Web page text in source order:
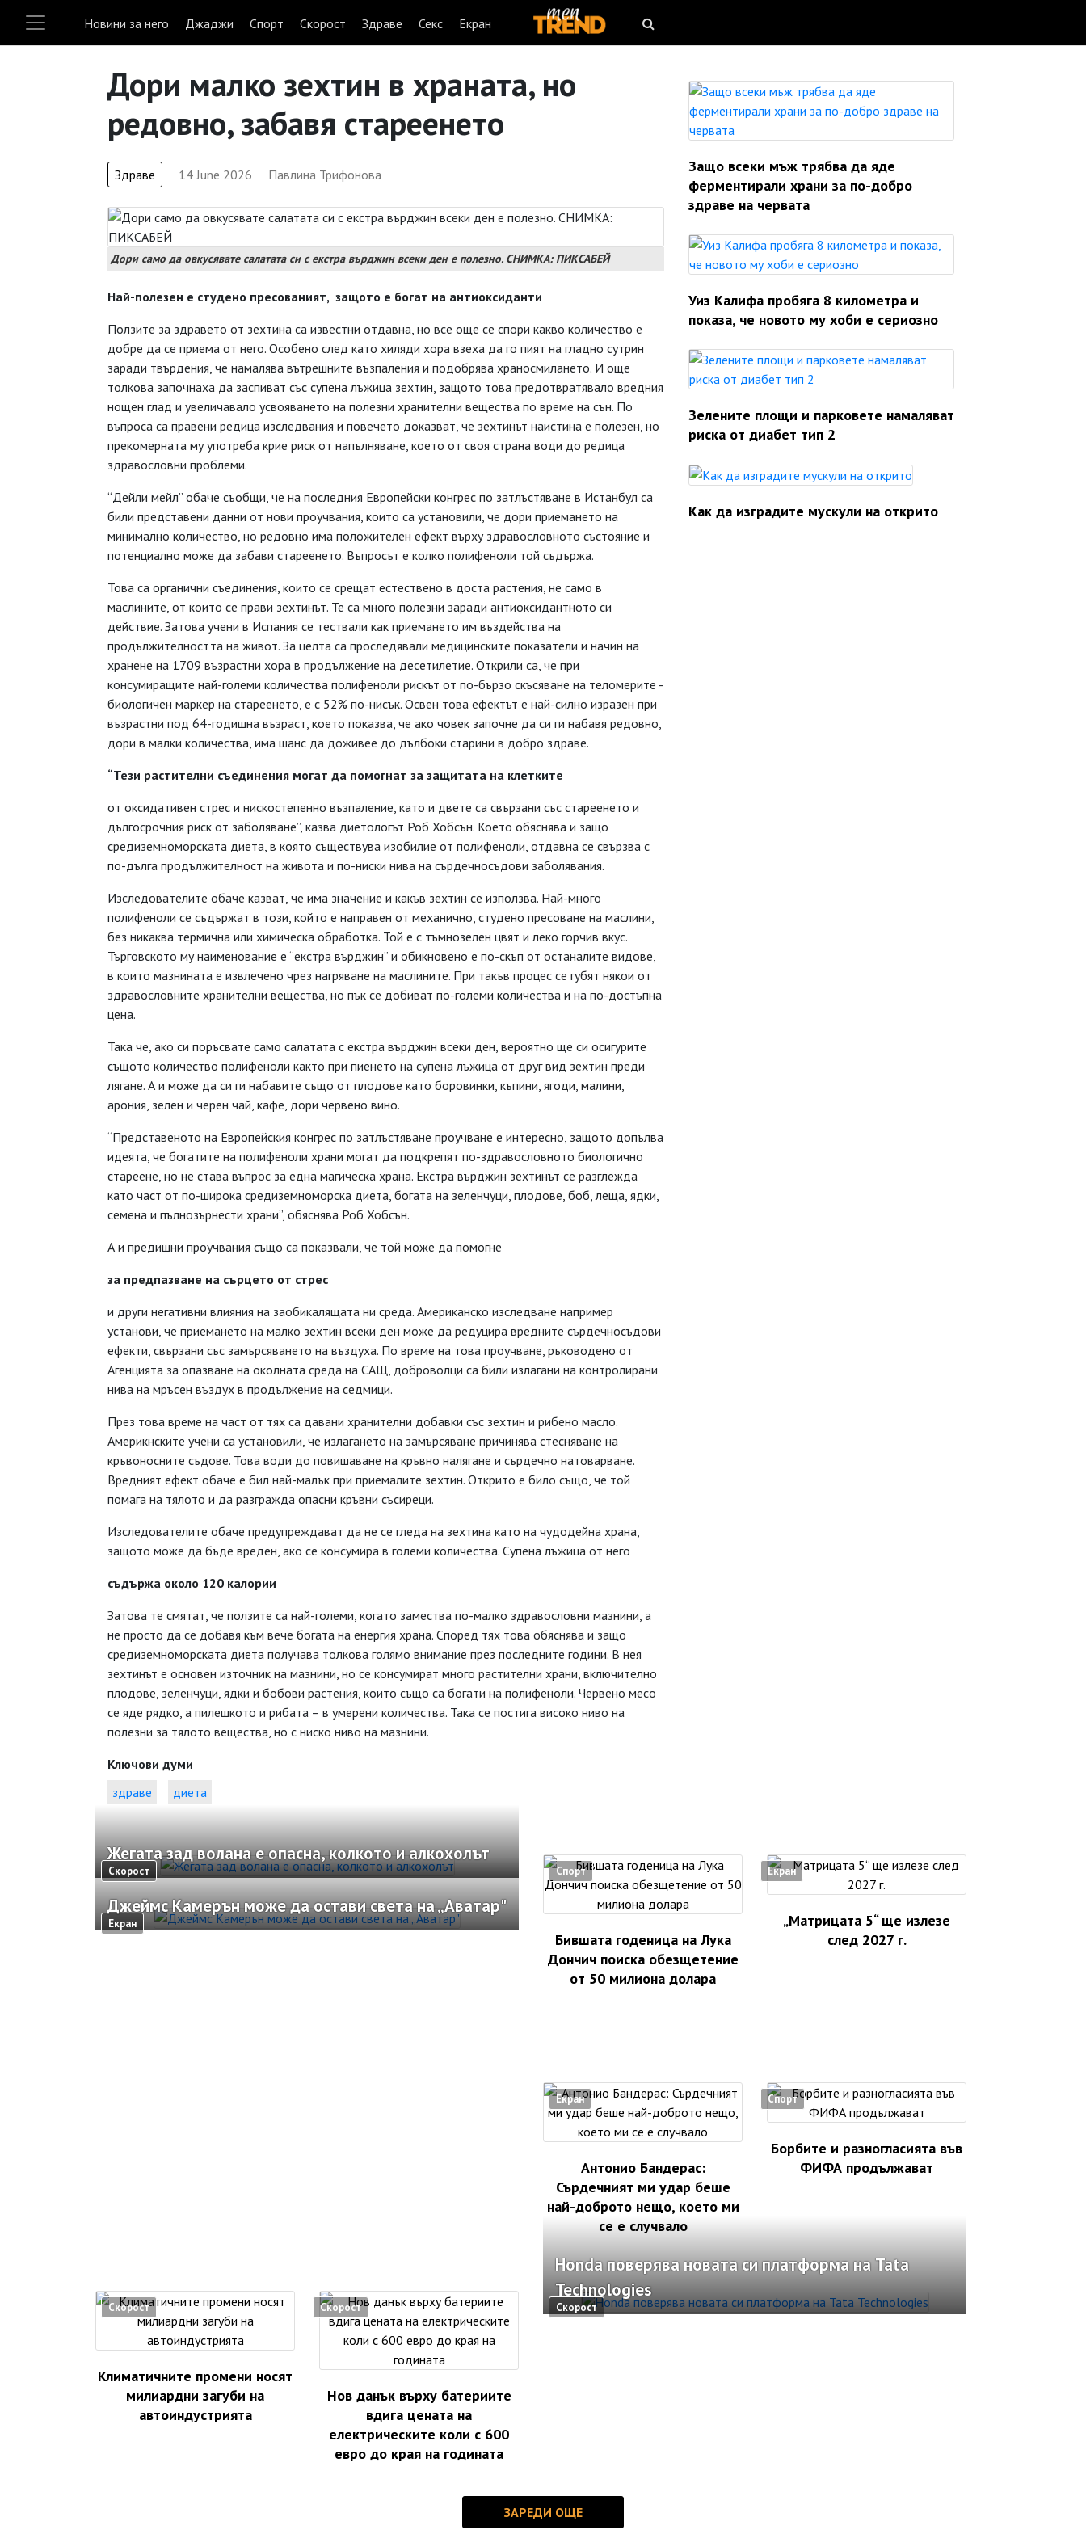
Новини за него Джаджи Спорт Скорост Здраве Секс Екран
Дори малко зехтин в храната, но
редовно, забавя стареенето
Здраве 14 June 2026 Павлина Трифонова
Дори само да овкусявате салатата си с екстра върджин всеки ден е полезно. СНИМКА: ПИКСАБЕЙ
Най-полезен е студено пресованият, защото е богат на антиоксиданти
Ползите за здравето от зехтина са известни отдавна, но все още се спори какво количество е
добре да се приема от него. Особено след като хиляди хора взеха да го пият на гладно сутрин
заради твърдения, че намалява вътрешните възпаления и подобрява храносмилането. И още
толкова започнаха да заспиват със супена лъжица зехтин, защото това предотвратявало вредния
нощен глад и увеличавало усвояването на полезни хранителни вещества по време на сън. По
въпроса са правени редица изследвания и повечето доказват, че зехтинът наистина е полезен, но
прекомерната му употреба крие риск от напълняване, което от своя страна води до редица
здравословни проблеми.
“Дейли мейл” обаче съобщи, че на последния Европейски конгрес по затлъстяване в Истанбул са
били представени данни от нови проучвания, които са установили, че дори приемането на
минимално количество, но редовно има положителен ефект върху здравословното състояние и
потенциално може да забави стареенето. Въпросът е колко полифеноли той съдържа.
Това са органични съединения, които се срещат естествено в доста растения, не само в
маслините, от които се прави зехтинът. Те са много полезни заради антиоксидантното си
действие. Затова учени в Испания се тествали как приемането им въздейства на
продължителността на живот. За целта са проследявали медицинските показатели и начин на
хранене на 1709 възрастни хора в продължение на десетилетие. Открили са, че при
консумиращите най-големи количества полифеноли рискът от по-бързо скъсяване на теломерите -
биологичен маркер на стареенето, е с 52% по-нисък. Освен това ефектът е най-силно изразен при
възрастни под 64-годишна възраст, което показва, че ако човек започне да си ги набавя редовно,
дори в малки количества, има шанс да доживее до дълбоки старини в добро здраве.
“Тези растителни съединения могат да помогнат за защитата на клетките
от оксидативен стрес и нискостепенно възпаление, като и двете са свързани със стареенето и
дългосрочния риск от заболяване”, казва диетологът Роб Хобсън. Което обяснява и защо
средиземноморската диета, в която съществува изобилие от полифеноли, отдавна се свързва с
по-дълга продължителност на живота и по-ниски нива на сърдечносъдови заболявания.
Изследователите обаче казват, че има значение и какъв зехтин се използва. Най-много
полифеноли се съдържат в този, който е направен от механично, студено пресоване на маслини,
без никаква термична или химическа обработка. Той е с тъмнозелен цвят и леко горчив вкус.
Търговското му наименование е “екстра върджин” и обикновено е по-скъп от останалите видове,
в които мазнината е извлечено чрез нагряване на маслините. При такъв процес се губят някои от
здравословните хранителни вещества, но пък се добиват по-големи количества и на по-достъпна
цена.
Така че, ако си поръсвате само салатата с екстра върджин всеки ден, вероятно ще си осигурите
същото количество полифеноли както при пиенето на супена лъжица от друг вид зехтин преди
лягане. А и може да си ги набавите също от плодове като боровинки, къпини, ягоди, малини,
арония, зелен и черен чай, кафе, дори червено вино.
“Представеното на Европейския конгрес по затлъстяване проучване е интересно, защото допълва
идеята, че богатите на полифеноли храни могат да подкрепят по-здравословното биологично
стареене, но не става въпрос за една магическа храна. Екстра върджин зехтинът се разглежда
като част от по-широка средиземноморска диета, богата на зеленчуци, плодове, боб, леща, ядки,
семена и пълнозърнести храни”, обяснява Роб Хобсън.
А и предишни проучвания също са показвали, че той може да помогне
за предпазване на сърцето от стрес
и други негативни влияния на заобикалящата ни среда. Американско изследване например
установи, че приемането на малко зехтин всеки ден може да редуцира вредните сърдечносъдови
ефекти, свързани със замърсяването на въздуха. По време на това проучване, ръководено от
Агенцията за опазване на околната среда на САЩ, доброволци са били излагани на контролирани
нива на мръсен въздух в продължение на седмици.
През това време на част от тях са давани хранителни добавки със зехтин и рибено масло.
Америкнските учени са установили, че излагането на замърсяване причинява стесняване на
кръвоносните съдове. Това води до повишаване на кръвно налягане и сърдечно натоварване.
Вредният ефект обаче е бил най-малък при приемалите зехтин. Открито е било също, че той
помага на тялото и да разгражда опасни кръвни съсиреци.
Изследователите обаче предупреждават да не се гледа на зехтина като на чудодейна храна,
защото може да бъде вреден, ако се консумира в големи количества. Супена лъжица от него
съдържа около 120 калории
Затова те смятат, че ползите са най-големи, когато замества по-малко здравословни мазнини, а
не просто да се добавя към вече богата на енергия храна. Според тях това обяснява и защо
средиземноморската диета получава толкова голямо внимание през последните години. В нея
зехтинът е основен източник на мазнини, но се консумират много растителни храни, включително
плодове, зеленчуци, ядки и бобови растения, които също са богати на полифеноли. Червено месо
се яде рядко, а пилешкото и рибата – в умерени количества. Така се постига високо ниво на
полезни за тялото вещества, но с ниско ниво на мазнини.
Ключови думи
здраве
диета
Защо всеки мъж трябва да яде
ферментирали храни за по-добро
здраве на червата
Уиз Калифа пробяга 8 километра и
показа, че новото му хоби е сериозно
Зелените площи и парковете намаляват
риска от диабет тип 2
Как да изградите мускули на открито
Скорост
Жегата зад волана е опасна, колкото и алкохолът
Екран
Джеймс Камерън може да остави света на „Аватар"
Спорт
Бившата годеница на Лука
Дончич поиска обезщетение
от 50 милиона долара
Екран
„Матрицата 5“ ще излезе
след 2027 г.
Екран
Антонио Бандерас:
Сърдечният ми удар беше
най-доброто нещо, което ми
се е случвало
Спорт
Борбите и разногласията във
ФИФА продължават
Скорост
Климатичните промени носят
милиардни загуби на
автоиндустрията
Скорост
Нов данък върху батериите
вдига цената на
електрическите коли с 600
евро до края на годината
Скорост
Honda поверява новата си платформа на Tata
Technologies